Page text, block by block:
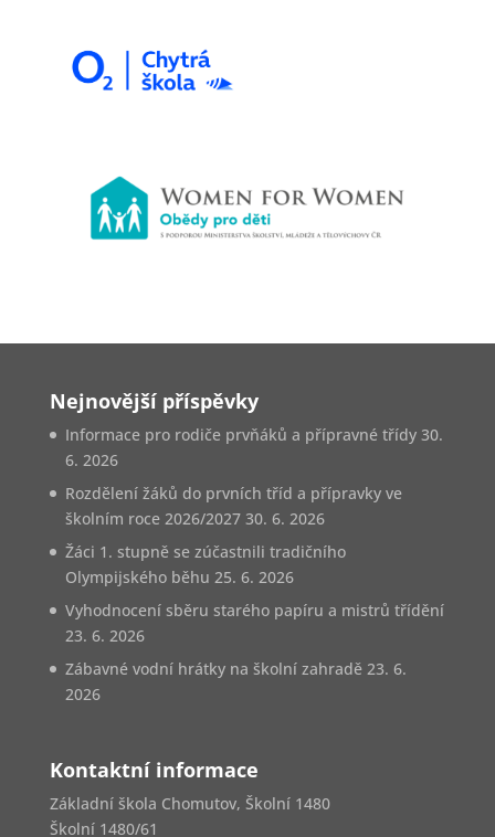
Nejnovější příspěvky
Informace pro rodiče prvňáků a přípravné třídy 30.
6. 2026
Rozdělení žáků do prvních tříd a přípravky ve
školním roce 2026/2027 30. 6. 2026
Žáci 1. stupně se zúčastnili tradičního
Olympijského běhu 25. 6. 2026
Vyhodnocení sběru starého papíru a mistrů třídění
23. 6. 2026
Zábavné vodní hrátky na školní zahradě 23. 6.
2026
Kontaktní informace
Základní škola Chomutov, Školní 1480
Školní 1480/61